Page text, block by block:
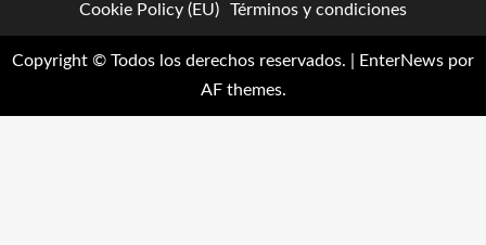
Cookie Policy (EU)
Términos y condiciones
Copyright © Todos los derechos reservados. EnterNews por
AF themes.